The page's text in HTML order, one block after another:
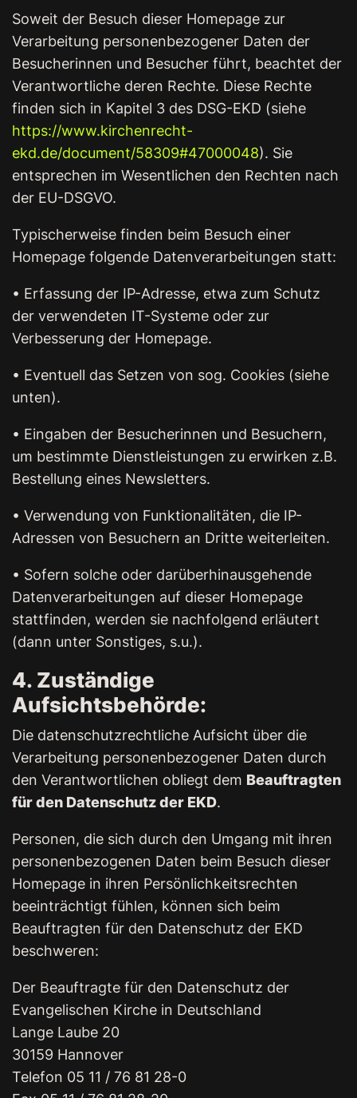
Soweit der Besuch dieser Homepage zur
Verarbeitung personenbezogener Daten der
Besucherinnen und Besucher führt, beachtet der
Verantwortliche deren Rechte. Diese Rechte
finden sich in Kapitel 3 des DSG-EKD (siehe
https://www.kirchenrecht-
ekd.de/document/58309#47000048). Sie
entsprechen im Wesentlichen den Rechten nach
der EU-DSGVO.
Typischerweise finden beim Besuch einer
Homepage folgende Datenverarbeitungen statt:
• Erfassung der IP-Adresse, etwa zum Schutz
der verwendeten IT-Systeme oder zur
Verbesserung der Homepage.
• Eventuell das Setzen von sog. Cookies (siehe
unten).
• Eingaben der Besucherinnen und Besuchern,
um bestimmte Dienstleistungen zu erwirken z.B.
Bestellung eines Newsletters.
• Verwendung von Funktionalitäten, die IP-
Adressen von Besuchern an Dritte weiterleiten.
• Sofern solche oder darüberhinausgehende
Datenverarbeitungen auf dieser Homepage
stattfinden, werden sie nachfolgend erläutert
(dann unter Sonstiges, s.u.).
4. Zuständige
Aufsichtsbehörde:
Die datenschutzrechtliche Aufsicht über die
Verarbeitung personenbezogener Daten durch
den Verantwortlichen obliegt dem Beauftragten
für den Datenschutz der EKD.
Personen, die sich durch den Umgang mit ihren
personenbezogenen Daten beim Besuch dieser
Homepage in ihren Persönlichkeitsrechten
beeinträchtigt fühlen, können sich beim
Beauftragten für den Datenschutz der EKD
beschweren:
Der Beauftragte für den Datenschutz der
Evangelischen Kirche in Deutschland
Lange Laube 20
30159 Hannover
Telefon 05 11 / 76 81 28-0